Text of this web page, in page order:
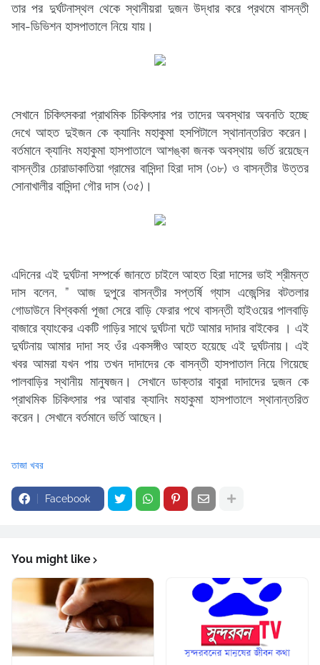
তার পর দুর্ঘটনাস্থল থেকে স্থানীয়রা দুজন উদ্ধার করে প্রথমে বাসন্তী
সাব-ডিভিশন হাসপাতালে নিয়ে যায়।
সেখানে চিকিৎসকরা প্রাথমিক চিকিৎসার পর তাদের অবস্থার অবনতি হচ্ছে
দেখে আহত দুইজন কে ক্যানিং মহাকুমা হসপিটালে স্থানান্তরিত করেন।
বর্তমানে ক্যানিং মহাকুমা হাসপাতালে আশঙ্কা জনক অবস্থায় ভর্তি রয়েছেন
বাসন্তীর চোরাডাকাতিয়া গ্রামের বাসিন্দা হিরা দাস (৩৮) ও বাসন্তীর উত্তর
সোনাখালীর বাসিন্দা গৌর দাস (৩৫)।
এদিনের এই দুর্ঘটনা সম্পর্কে জানতে চাইলে আহত হিরা দাসের ভাই শ্রীমন্ত
দাস বলেন, ” আজ দুপুরে বাসন্তীর সপ্তর্ষি গ্যাস এজেন্সির বটতলার
গোডাউনে বিশ্বকর্মা পূজা সেরে বাড়ি ফেরার পথে বাসন্তী হাইওয়ের পালবাড়ি
বাজারে ব্যাংকের একটি গাড়ির সাথে দুর্ঘটনা ঘটে আমার দাদার বাইকের । এই
দুর্ঘটনায় আমার দাদা সহ ওঁর একসঙ্গীও আহত হয়েছে এই দুর্ঘটনায়। এই
খবর আমরা যখন পায় তখন দাদাদের কে বাসন্তী হাসপাতাল নিয়ে গিয়েছে
পালবাড়ির স্থানীয় মানুষজন। সেখানে ডাক্তার বাবুরা দাদাদের দুজন কে
প্রাথমিক চিকিৎসার পর আবার ক্যানিং মহাকুমা হাসপাতালে স্থানান্তরিত
করেন। সেখানে বর্তমানে ভর্তি আছেন।
তাজা খবর
Facebook
You might like